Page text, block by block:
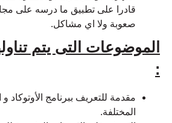
قادرا على تطبيق ما درسه على
صعوبة ولا اي مشاكل.
الموضوعات التى يتم
مقدمة للتعريف ببرنامج الأوتوكاد و
المختلفة.